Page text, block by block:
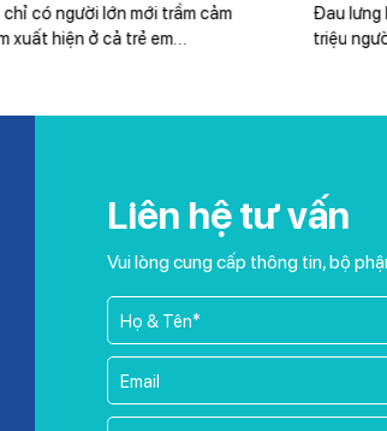
có người lớn mới trầm cảm
xuất hiện ở cả trẻ em…
Đau lưng
triệu
Liên hệ tư vấn
Vui lòng cung cấp thông tin, bộ